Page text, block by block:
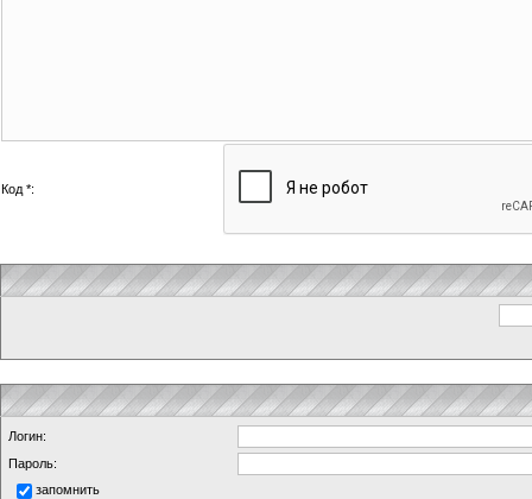
Код *:
Логин:
Пароль:
запомнить